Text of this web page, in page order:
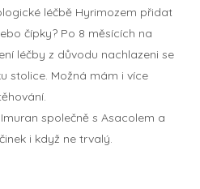
léčbě Hyrimozem přidat
čípky? Po 8 měsících na
léčby z důvodu nachlazeni se
stolice. Možná mám i více
společně s Asacolem a
i když ne trvalý.